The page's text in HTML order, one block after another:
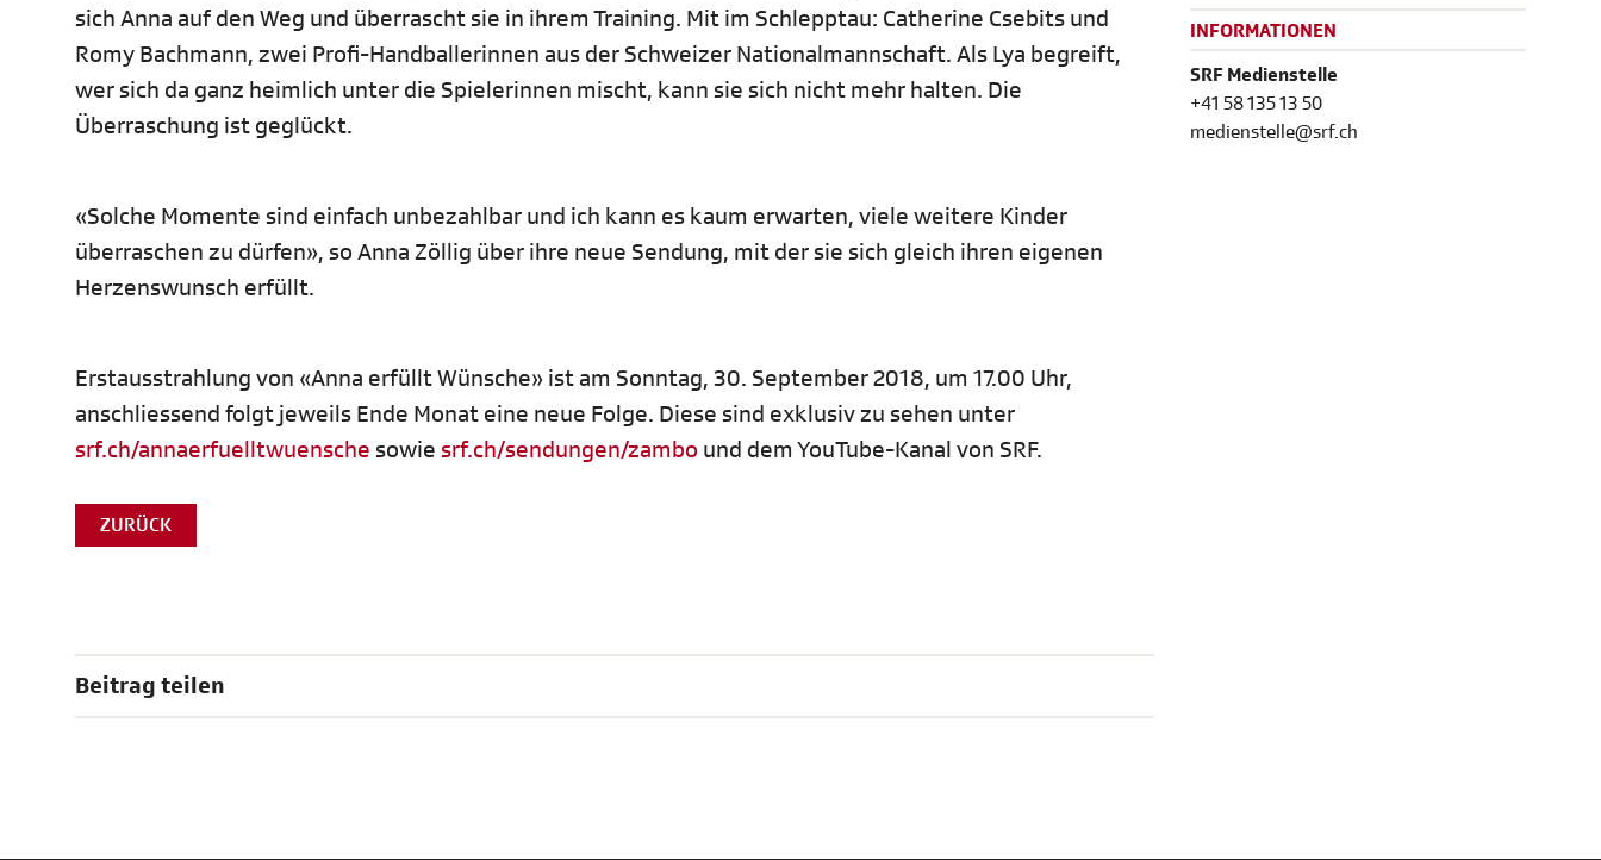
sich Anna auf den Weg und überrascht sie in ihrem Training. Mit im Schlepptau: Catherine Csebits und
Romy Bachmann, zwei Profi-Handballerinnen aus der Schweizer Nationalmannschaft. Als Lya begreift,
wer sich da ganz heimlich unter die Spielerinnen mischt, kann sie sich nicht mehr halten. Die
Überraschung ist geglückt.
«Solche Momente sind einfach unbezahlbar und ich kann es kaum erwarten, viele weitere Kinder
überraschen zu dürfen», so Anna Zöllig über ihre neue Sendung, mit der sie sich gleich ihren eigenen
Herzenswunsch erfüllt.
Erstausstrahlung von «Anna erfüllt Wünsche» ist am Sonntag, 30. September 2018, um 17.00 Uhr,
anschliessend folgt jeweils Ende Monat eine neue Folge. Diese sind exklusiv zu sehen unter
srf.ch/annaerfuelltwuensche sowie srf.ch/sendungen/zambo und dem YouTube-Kanal von SRF.
ZURÜCK
Beitrag teilen
INFORMATIONEN
SRF Medienstelle
+41 58 135 13 50
medienstelle@srf.ch